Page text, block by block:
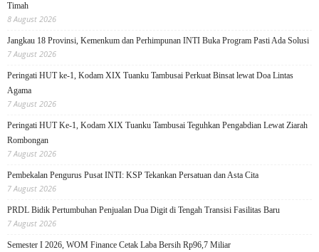
Timah
8 August 2026
Jangkau 18 Provinsi, Kemenkum dan Perhimpunan INTI Buka Program Pasti Ada Solusi
7 August 2026
Peringati HUT ke-1, Kodam XIX Tuanku Tambusai Perkuat Binsat lewat Doa Lintas
Agama
7 August 2026
Peringati HUT Ke-1, Kodam XIX Tuanku Tambusai Teguhkan Pengabdian Lewat Ziarah
Rombongan
7 August 2026
Pembekalan Pengurus Pusat INTI: KSP Tekankan Persatuan dan Asta Cita
7 August 2026
PRDL Bidik Pertumbuhan Penjualan Dua Digit di Tengah Transisi Fasilitas Baru
7 August 2026
Semester I 2026, WOM Finance Cetak Laba Bersih Rp96,7 Miliar